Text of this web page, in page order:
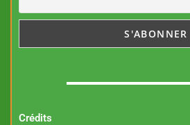
Crédits